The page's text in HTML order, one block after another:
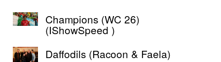
Champions (WC 26)
(IShowSpeed )
Daffodils (Racoon & Faela)